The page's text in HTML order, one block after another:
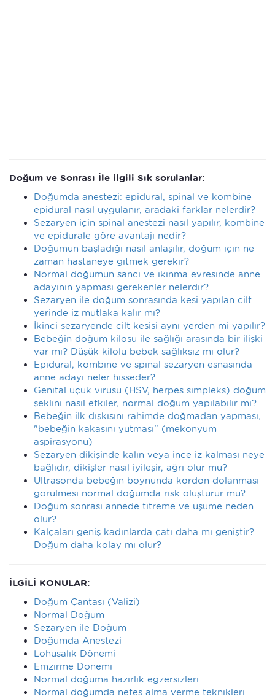
Doğum ve Sonrası İle ilgili Sık sorulanlar:
Doğumda anestezi: epidural, spinal ve kombine
epidural nasıl uygulanır, aradaki farklar nelerdir?
Sezaryen için spinal anestezi nasıl yapılır, kombine
ve epidurale göre avantajı nedir?
Doğumun başladığı nasıl anlaşılır, doğum için ne
zaman hastaneye gitmek gerekir?
Normal doğumun sancı ve ıkınma evresinde anne
adayının yapması gerekenler nelerdir?
Sezaryen ile doğum sonrasında kesi yapılan cilt
yerinde iz mutlaka kalır mı?
İkinci sezaryende cilt kesisi aynı yerden mi yapılır?
Bebeğin doğum kilosu ile sağlığı arasında bir ilişki
var mı? Düşük kilolu bebek sağlıksız mı olur?
Epidural, kombine ve spinal sezaryen esnasında
anne adayı neler hisseder?
Genital uçuk virüsü (HSV, herpes simpleks) doğum
şeklini nasıl etkiler, normal doğum yapılabilir mi?
Bebeğin ilk dışkısını rahimde doğmadan yapması,
"bebeğin kakasını yutması" (mekonyum
aspirasyonu)
Sezaryen dikişinde kalın veya ince iz kalması neye
bağlıdır, dikişler nasıl iyileşir, ağrı olur mu?
Ultrasonda bebeğin boynunda kordon dolanması
görülmesi normal doğumda risk oluşturur mu?
Doğum sonrası annede titreme ve üşüme neden
olur?
Kalçaları geniş kadınlarda çatı daha mı geniştir?
Doğum daha kolay mı olur?
İLGİLİ KONULAR:
Doğum Çantası (Valizi)
Normal Doğum
Sezaryen ile Doğum
Doğumda Anestezi
Lohusalık Dönemi
Emzirme Dönemi
Normal doğuma hazırlık egzersizleri
Normal doğumda nefes alma verme teknikleri